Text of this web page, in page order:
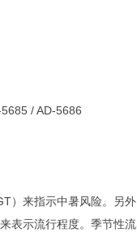
）来指示中暑风险。
另
表示流行程度。季节性流